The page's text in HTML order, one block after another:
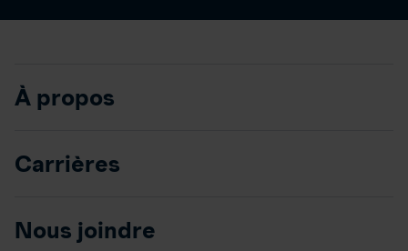
À propos
Carrières
Nous joindre